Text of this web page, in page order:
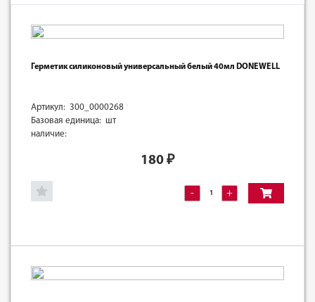
Герметик силиконовый универсальный белый 40мл DONEWELL
Артикул: 300_0000268
Базовая единица: шт
наличие:
180 ₽
- +